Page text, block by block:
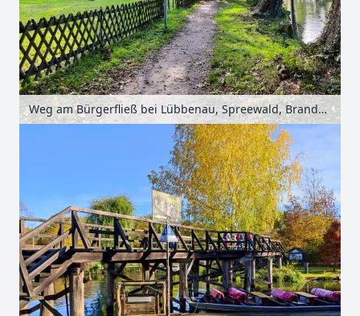
Weg am Bürgerfließ bei Lübbenau, Spreewald, Brandenburg, Deutschland